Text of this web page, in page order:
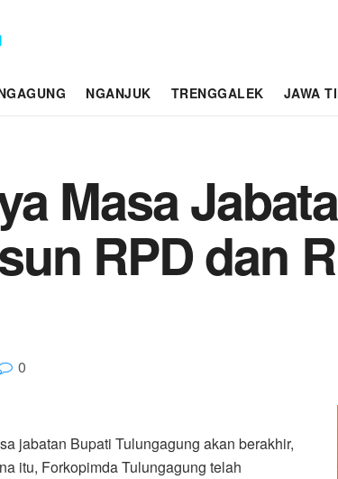
NGANJUK TRENGGALEK JAWA
Masa
RPD dan
0
jabatan Bupati Tulungagung akan berakhir,
itu, Forkopimda Tulungagung telah